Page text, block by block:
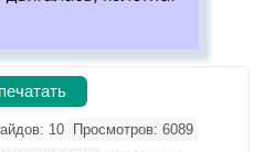
10
Просмотров: 6089